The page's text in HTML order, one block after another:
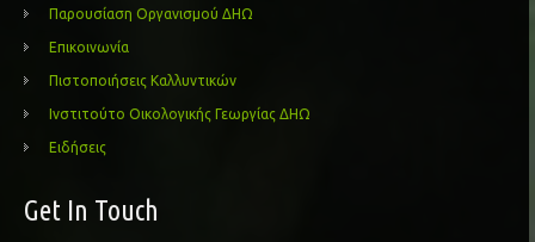
Παρουσίαση Οργανισμού ΔΗΩ
Επικοινωνία
Πιστοποιήσεις Καλλυντικών
Ινστιτούτο Οικολογικής Γεωργίας ΔΗΩ
Ειδήσεις
Get In Touch